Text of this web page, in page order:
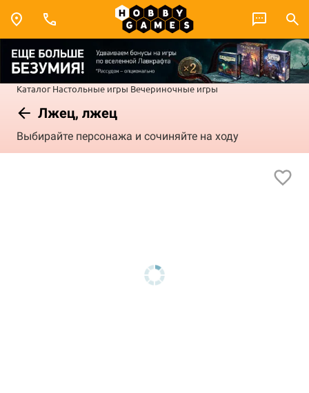
Каталог Настольные игры Вечериночные игры
Лжец, лжец
Выбирайте персонажа и сочиняйте на ходу